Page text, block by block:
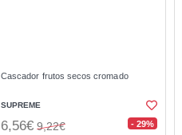
Cascador frutos secos cromado
SUPREME
6,56€ 9,22€ - 29%